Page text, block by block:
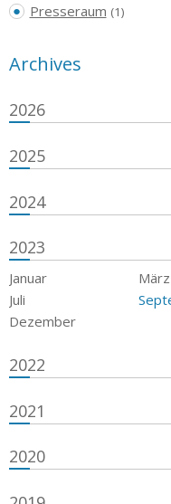
Presseraum (1)
Archives
2026
2025
2024
2023
Januar März
Juli
Dezember
2022
2021
2020